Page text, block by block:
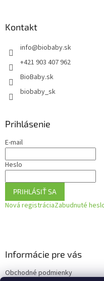
Kontakt
info@biobaby.sk
+421 903 407 962
BioBaby.sk
biobaby_sk
Prihlásenie
E-mail
Heslo
PRIHLÁSIŤ SA
Nová registráciaZabudnuté
Informácie pre vás
Obchodné podmienky